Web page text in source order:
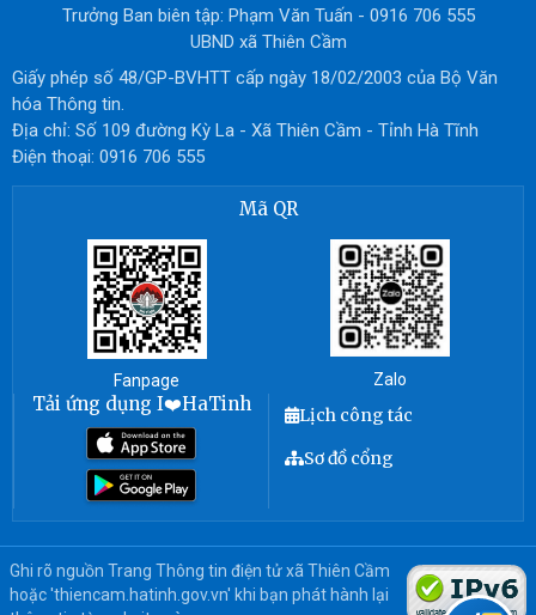
Trưởng Ban biên tập: Phạm Văn Tuấn - 0916 706 555
UBND xã Thiên Cầm
Giấy phép số 48/GP-BVHTT cấp ngày 18/02/2003 của Bộ Văn
hóa Thông tin.
Địa chỉ: Số 109 đường Kỳ La - Xã Thiên Cầm - Tỉnh Hà Tĩnh
Điện thoại: 0916 706 555
Mã QR
Fanpage Zalo
Tải ứng dụng I❤️HaTinh
Lịch công tác
Sơ đồ cổng
Ghi rõ nguồn Trang Thông tin điện tử xã Thiên Cầm
hoặc 'thiencam.hatinh.gov.vn' khi bạn phát hành lại